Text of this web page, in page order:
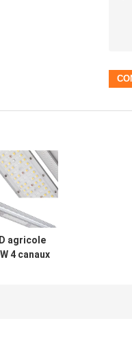
agricole
4 canaux